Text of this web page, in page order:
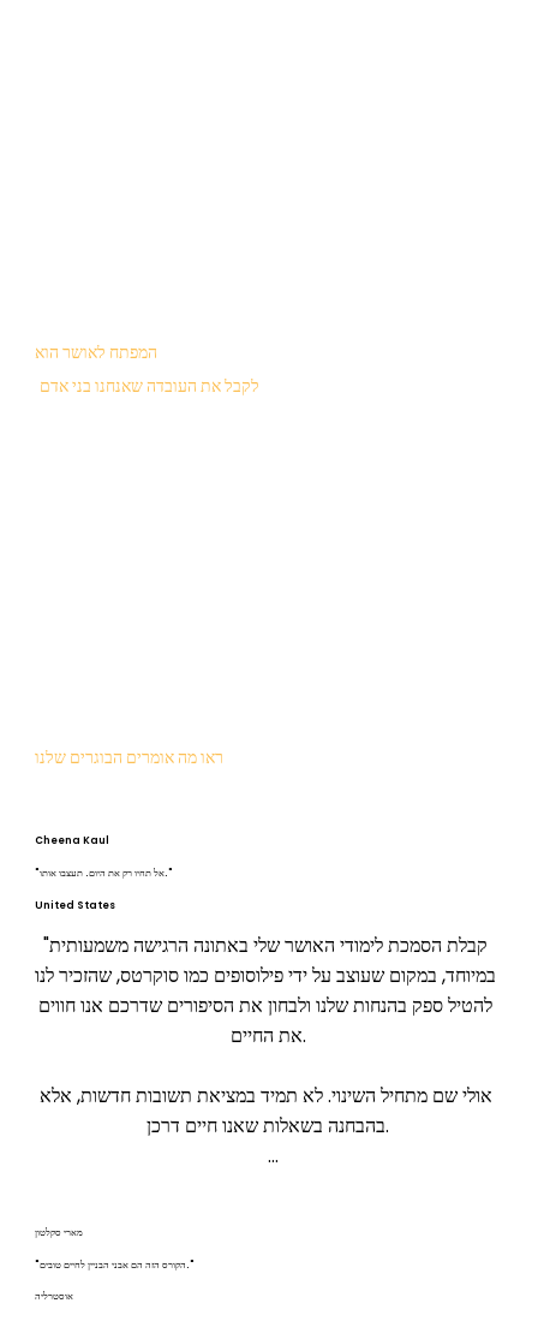
המפתח לאושר הוא
לקבל את העובדה שאנחנו בני אדם
ראו מה אומרים הבוגרים שלנו
Cheena Kaul
"אל תחיו רק את היום. תעצבו אותו."
United States
"קבלת הסמכת לימודי האושר שלי באתונה הרגישה משמעותית
במיוחד, במקום שעוצב על ידי פילוסופים כמו סוקרטס, שהזכיר לנו
להטיל ספק בהנחות שלנו ולבחון את הסיפורים שדרכם אנו חווים
את החיים.
אולי שם מתחיל השינוי. לא תמיד במציאת תשובות חדשות, אלא
בהבחנה בשאלות שאנו חיים דרכן.
מארי סקלטון
"הקורס הזה הם אבני הבניין לחיים טובים."
אוסטרליה